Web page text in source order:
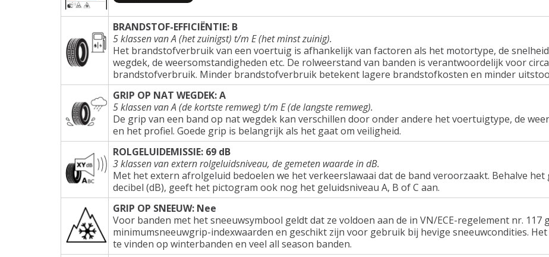
BRANDSTOF-EFFICIËNTIE: B
5 klassen van A (het zuinigst) t/m E (het minst zuinig).
Het brandstofverbruik van een voertuig is afhankelijk van factoren als het motortype, de
wegdek, de weersomstandigheden etc. De rolweerstand van banden is verantwoordelijk voor
brandstofverbruik. Minder brandstofverbruik betekent lagere brandstofkosten en minder
GRIP OP NAT WEGDEK: A
5 klassen van A (de kortste remweg) t/m E (de langste remweg).
De grip van een band op nat wegdek kan verschillen door onder andere het voertuigtype, de
en het profiel. Goede grip is belangrijk als het gaat om veiligheid.
ROLGELUIDEMISSIE: 69 dB
3 klassen van extern rolgeluidsniveau, de gemeten waarde in dB.
Met het extern afrolgeluid bedoelen we het verkeerslawaai dat de band veroorzaakt. Behalve het
decibel (dB), geeft het pictogram ook nog het geluidsniveau A, B of C aan.
GRIP OP SNEEUW: Nee
Voor banden met het sneeuwsymbool geldt dat ze voldoen aan de in VN/ECE-regelement nr. 117
minimumsneeuwgrip-indexwaarden en geschikt zijn voor gebruik bij hevige sneeuwcondities.
te vinden op winterbanden en veel all season banden.